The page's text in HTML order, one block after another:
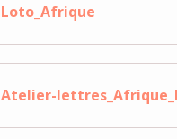
Loto_Afrique
Atelier-